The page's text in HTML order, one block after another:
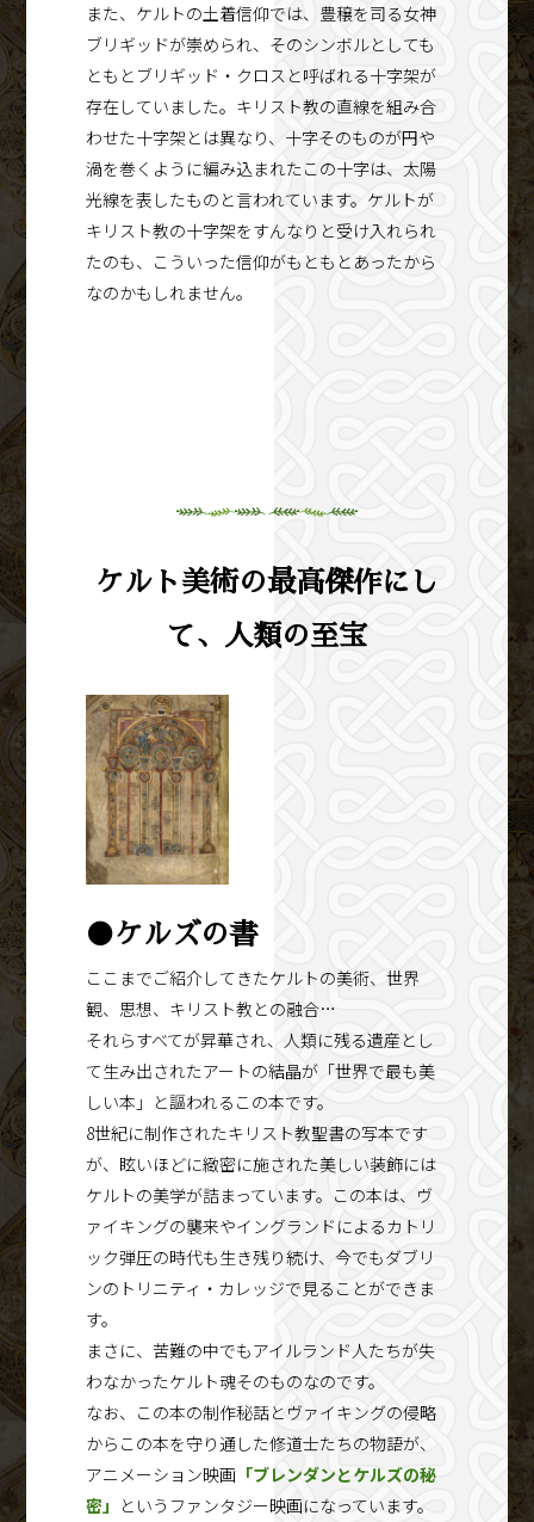
また、ケルトの土着信仰では、豊穣を司る女神
ブリギッドが崇められ、そのシンボルとしても
ともとブリギッド・クロスと呼ばれる十字架が
存在していました。キリスト教の直線を組み合
わせた十字架とは異なり、十字そのものが円や
渦を巻くように編み込まれたこの十字は、太陽
光線を表したものと言われています。ケルトが
キリスト教の十字架をすんなりと受け入れられ
たのも、こういった信仰がもともとあったから
なのかもしれません。
ケルト美術の最高傑作にし
て、人類の至宝
●ケルズの書
ここまでご紹介してきたケルトの美術、世界
観、思想、キリスト教との融合…
それらすべてが昇華され、人類に残る遺産とし
て生み出されたアートの結晶が「世界で最も美
しい本」と謳われるこの本です。
8世紀に制作されたキリスト教聖書の写本です
が、眩いほどに緻密に施された美しい装飾には
ケルトの美学が詰まっています。この本は、ヴ
ァイキングの襲来やイングランドによるカトリ
ック弾圧の時代も生き残り続け、今でもダブリ
ンのトリニティ・カレッジで見ることができま
す。
まさに、苦難の中でもアイルランド人たちが失
わなかったケルト魂そのものなのです。
なお、この本の制作秘話とヴァイキングの侵略
からこの本を守り通した修道士たちの物語が、
アニメーション映画 「ブレンダンとケルズの秘
密」 というファンタジー映画になっています。